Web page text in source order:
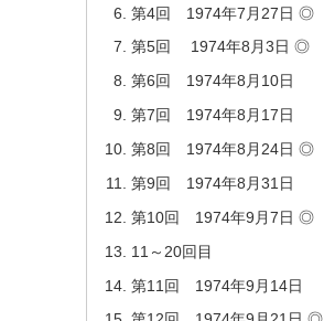
第4回 1974年7月27日 ◎
第5回 1974年8月3日 ◎
第6回 1974年8月10日
第7回 1974年8月17日
第8回 1974年8月24日 ◎
第9回 1974年8月31日
第10回 1974年9月7日 ◎
11～20回目
第11回 1974年9月14日